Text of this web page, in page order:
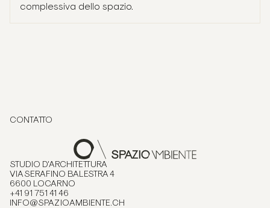
complessiva dello spazio.
CONTATTO
STUDIO D'ARCHITETTURA
VIA SERAFINO BALESTRA 4
6600 LOCARNO
+41 91 751 41 46
INFO@SPAZIOAMBIENTE.CH